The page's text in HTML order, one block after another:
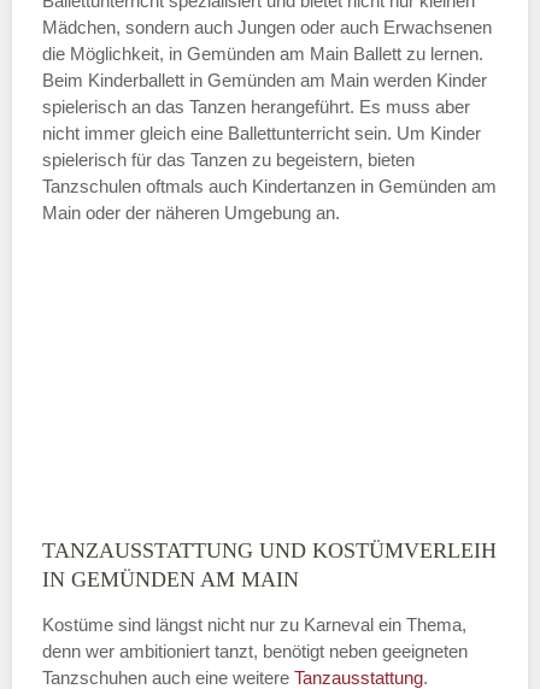
ÖFFNUNGSZEITEN HINZUFÜGEN
Samstag
—
Mädchen, sondern auch Jungen oder auch Erwachsenen
die Möglichkeit, in Gemünden am Main Ballett zu lernen.
Beim Kinderballett in Gemünden am Main werden Kinder
spielerisch an das Tanzen herangeführt. Es muss aber
nicht immer gleich eine Ballettunterricht sein. Um Kinder
spielerisch für das Tanzen zu begeistern, bieten
Tanzschulen oftmals auch Kindertanzen in Gemünden am
Main oder der näheren Umgebung an.
TANZAUSSTATTUNG UND KOSTÜMVERLEIH
IN GEMÜNDEN AM MAIN
Kostüme sind längst nicht nur zu Karneval ein Thema,
denn wer ambitioniert tanzt, benötigt neben geeigneten
Tanzschuhen auch eine weitere Tanzausstattung.